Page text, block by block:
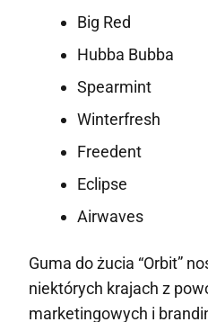
Big Red
Hubba Bubba
Spearmint
Winterfresh
Freedent
Eclipse
Airwaves
Guma do żucia “Orbit”
niektórych krajach z
marketingowych i